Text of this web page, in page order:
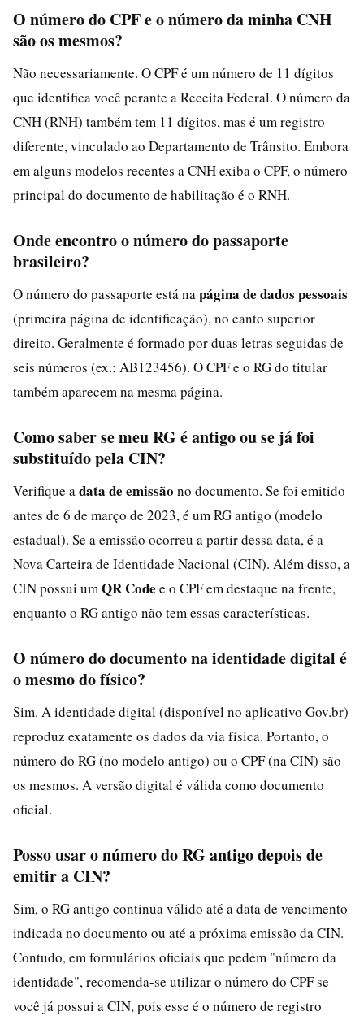
O número do CPF e o número da minha CNH
são os mesmos?
Não necessariamente. O CPF é um número de 11 dígitos
que identifica você perante a Receita Federal. O número da
CNH (RNH) também tem 11 dígitos, mas é um registro
diferente, vinculado ao Departamento de Trânsito. Embora
em alguns modelos recentes a CNH exiba o CPF, o número
principal do documento de habilitação é o RNH.
Onde encontro o número do passaporte
brasileiro?
O número do passaporte está na página de dados pessoais
(primeira página de identificação), no canto superior
direito. Geralmente é formado por duas letras seguidas de
seis números (ex.: AB123456). O CPF e o RG do titular
também aparecem na mesma página.
Como saber se meu RG é antigo ou se já foi
substituído pela CIN?
Verifique a data de emissão no documento. Se foi emitido
antes de 6 de março de 2023, é um RG antigo (modelo
estadual). Se a emissão ocorreu a partir dessa data, é a
Nova Carteira de Identidade Nacional (CIN). Além disso, a
CIN possui um QR Code e o CPF em destaque na frente,
enquanto o RG antigo não tem essas características.
O número do documento na identidade digital é
o mesmo do físico?
Sim. A identidade digital (disponível no aplicativo Gov.br)
reproduz exatamente os dados da via física. Portanto, o
número do RG (no modelo antigo) ou o CPF (na CIN) são
os mesmos. A versão digital é válida como documento
oficial.
Posso usar o número do RG antigo depois de
emitir a CIN?
Sim, o RG antigo continua válido até a data de vencimento
indicada no documento ou até a próxima emissão da CIN.
Contudo, em formulários oficiais que pedem "número da
identidade", recomenda-se utilizar o número do CPF se
você já possui a CIN, pois esse é o número de registro